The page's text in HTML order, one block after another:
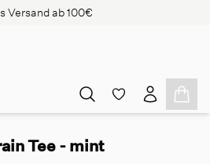
Versand ab 100€
Tee - mint